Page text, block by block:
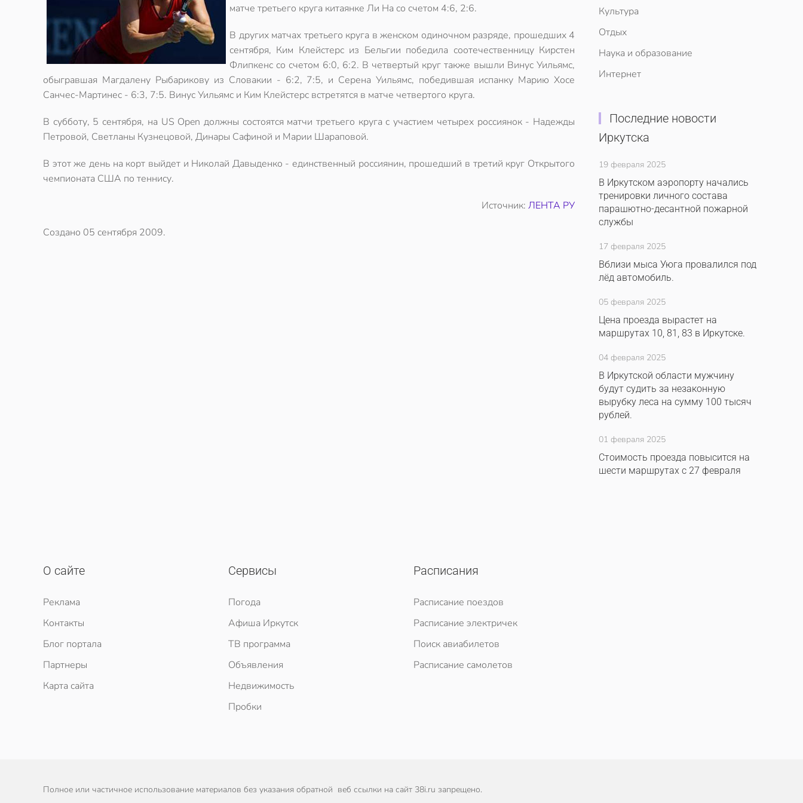
матче третьего круга китаянке Ли На со счетом 4:6, 2:6.
В других матчах третьего круга в женском одиночном разряде, прошедших 4
сентября, Ким Клейстерс из Бельгии победила соотечественницу Кирстен
Флипкенс со счетом 6:0, 6:2. В четвертый круг также вышли Винус Уильямс,
обыгравшая Магдалену Рыбарикову из Словакии - 6:2, 7:5, и Серена Уильямс, победившая испанку Марию Хосе
Санчес-Мартинес - 6:3, 7:5. Винус Уильямс и Ким Клейстерс встретятся в матче четвертого круга.
В субботу, 5 сентября, на US Open должны состоятся матчи третьего круга с участием четырех россиянок - Надежды
Петровой, Светланы Кузнецовой, Динары Сафиной и Марии Шараповой.
В этот же день на корт выйдет и Николай Давыденко - единственный россиянин, прошедший в третий круг Открытого
чемпионата США по теннису.
Источник: ЛЕНТА РУ
Создано 05 сентября 2009.
Культура
Отдых
Наука и образование
Интернет
Последние новости
Иркутска
19 февраля 2025
В Иркутском аэропорту начались
тренировки личного состава
парашютно-десантной пожарной
службы
17 февраля 2025
Вблизи мыса Уюга провалился под
лёд автомобиль.
05 февраля 2025
Цена проезда вырастет на
маршрутах 10, 81, 83 в Иркутске.
04 февраля 2025
В Иркутской области мужчину
будут судить за незаконную
вырубку леса на сумму 100 тысяч
рублей.
01 февраля 2025
Стоимость проезда повысится на
шести маршрутах с 27 февраля
О сайте
Реклама
Контакты
Блог портала
Партнеры
Карта сайта
Сервисы
Погода
Афиша Иркутск
ТВ программа
Объявления
Недвижимость
Пробки
Расписания
Расписание поездов
Расписание электричек
Поиск авиабилетов
Расписание самолетов
Полное или частичное использование материалов без указания обратной веб ссылки на сайт 38i.ru запрещено.